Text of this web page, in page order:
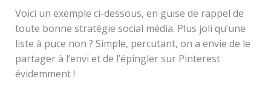
Voici un exemple ci-dessous, en guise de rappel de
toute bonne stratégie social média. Plus joli qu’une
liste à puce non ? Simple, percutant, on a envie de le
partager à l’envi et de l’épingler sur Pinterest
évidemment !